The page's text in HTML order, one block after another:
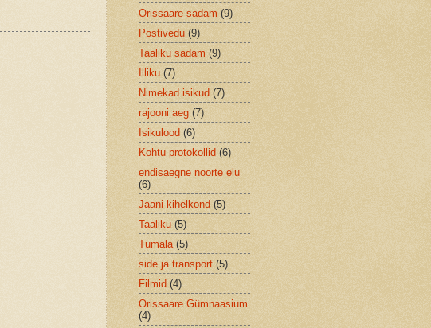
Orissaare sadam (9)
Postivedu (9)
Taaliku sadam (9)
Illiku (7)
Nimekad isikud (7)
rajooni aeg (7)
Isikulood (6)
Kohtu protokollid (6)
endisaegne noorte elu
(6)
Jaani kihelkond (5)
Taaliku (5)
Tumala (5)
side ja transport (5)
Filmid (4)
Orissaare Gümnaasium
(4)